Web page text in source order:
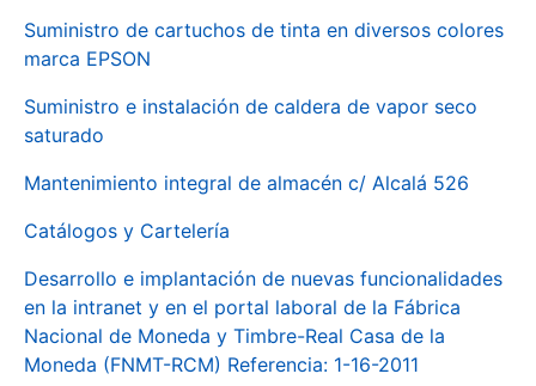
Suministro de cartuchos de tinta en diversos colores
marca EPSON
Suministro e instalación de caldera de vapor seco
saturado
Mantenimiento integral de almacén c/ Alcalá 526
Catálogos y Cartelería
Desarrollo e implantación de nuevas funcionalidades
en la intranet y en el portal laboral de la Fábrica
Nacional de Moneda y Timbre-Real Casa de la
Moneda (FNMT-RCM) Referencia: 1-16-2011